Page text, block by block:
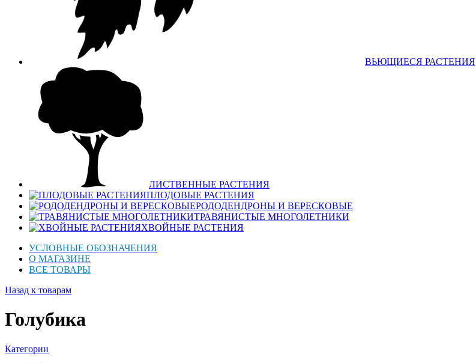
ВЬЮЩИЕСЯ РАСТЕНИЯ
ЛИСТВЕННЫЕ РАСТЕНИЯ
ПЛОДОВЫЕ РАСТЕНИЯ
РОДОДЕНДРОНЫ И ВЕРЕСКОВЫЕ
ТРАВЯНИСТЫЕ МНОГОЛЕТНИКИ
ХВОЙНЫЕ РАСТЕНИЯ
УСЛОВНЫЕ ОБОЗНАЧЕНИЯ
О МАГАЗИНЕ
ВСЕ ТОВАРЫ
Назад к товарам
Голубика
Категории